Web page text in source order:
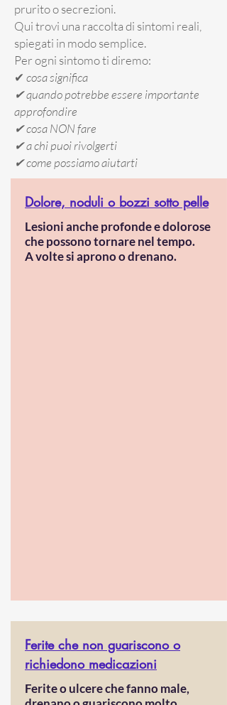
prurito o secrezioni.
Qui trovi una raccolta di sintomi reali,
spiegati in modo semplice.
Per ogni sintomo ti diremo:
✔ cosa significa
✔ quando potrebbe essere importante
approfondire
✔ cosa NON fare
✔ a chi puoi rivolgerti
✔ come possiamo aiutarti
Dolore, noduli o bozzi sotto pelle
Lesioni anche profonde e dolorose
che possono tornare nel tempo.
A volte si aprono o drenano.
Ferite che non guariscono o
richiedono medicazioni
Ferite o ulcere che fanno male,